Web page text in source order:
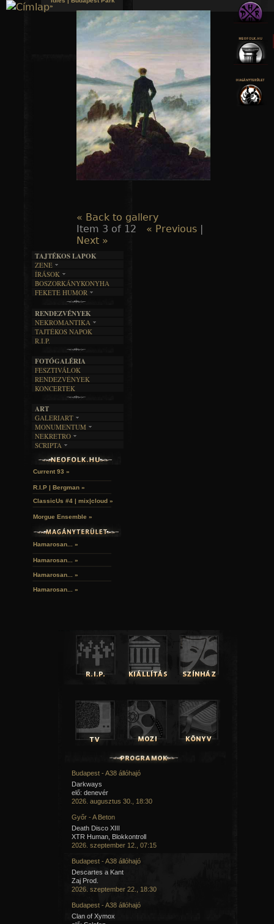
Jump to navigation
« Back to gallery
Item 3 of 12
« Previous
Next »
TAJTÉKOS LAPOK
ZENE
EGYÜTTESEK
INTERJÚK
FORDÍTÁSOK
DALSZÖVEGEK
ÍRÁSOK
IRODALOM
FILM
ÍRÁSTÖRTÉNET
BOSZORKÁNYKONYHA
FEKETE HUMOR
SZÖVEGES
RENDEZVÉNYEK
NEKROMANTIKA
AKTUÁLIS
A MÚLT
TAJTÉKOS NAPOK
R.I.P.
FOTÓGALÉRIA
FESZTIVÁLOK
RENDEZVÉNYEK
KONCERTEK
ART
GALERIART
ARTGALERI
KÉPREGÉNYEK
LAKÁSKULTS
MONUMENTUM
TEMETŐK
TEMPLOMOK
VÁRAK
HELYEK
NEKRETRO
SZUBKULT
FEKETE LYUK
RELIKVIÁK
SCRIPTA
NOVELLÁK
»
Current 93 »
R.I.P | Bergman »
ClassicUs #4 | mix|cloud »
Morgue Ensemble »
Hamarosan... »
Hamarosan... »
Hamarosan... »
Hamarosan... »
Budapest - A38 állóhajó
Darkways
elő: denevér
2026. augusztus 30., 18:30
Győr - A Beton
Death Disco XIII
XTR Human, Blokkontroll
2026. szeptember 12., 07:15
Budapest - A38 állóhajó
Descartes a Kant
Zaj Prod.
2026. szeptember 22., 18:30
Budapest - A38 állóhajó
Clan of Xymox